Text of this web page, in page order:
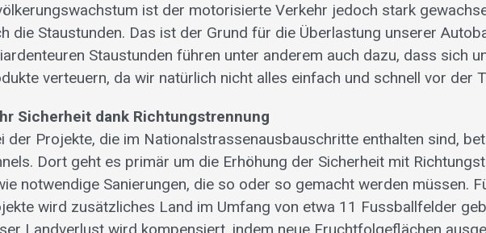
ist der motorisierte Verkehr jedoch stark
die Staustunden. Das ist der Grund für die Überlastung unserer
Staustunden führen unter anderem auch dazu, dass sich
verteuern, da wir natürlich nicht alles einfach und schnell vor der
Sicherheit dank Richtungstrennung
der Projekte, die im Nationalstrassenausbauschritte enthalten sind,
Dort geht es primär um die Erhöhung der Sicherheit mit
notwendige Sanierungen, die so oder so gemacht werden müssen.
wird zusätzliches Land im Umfang von etwa 11 Fussballfelder